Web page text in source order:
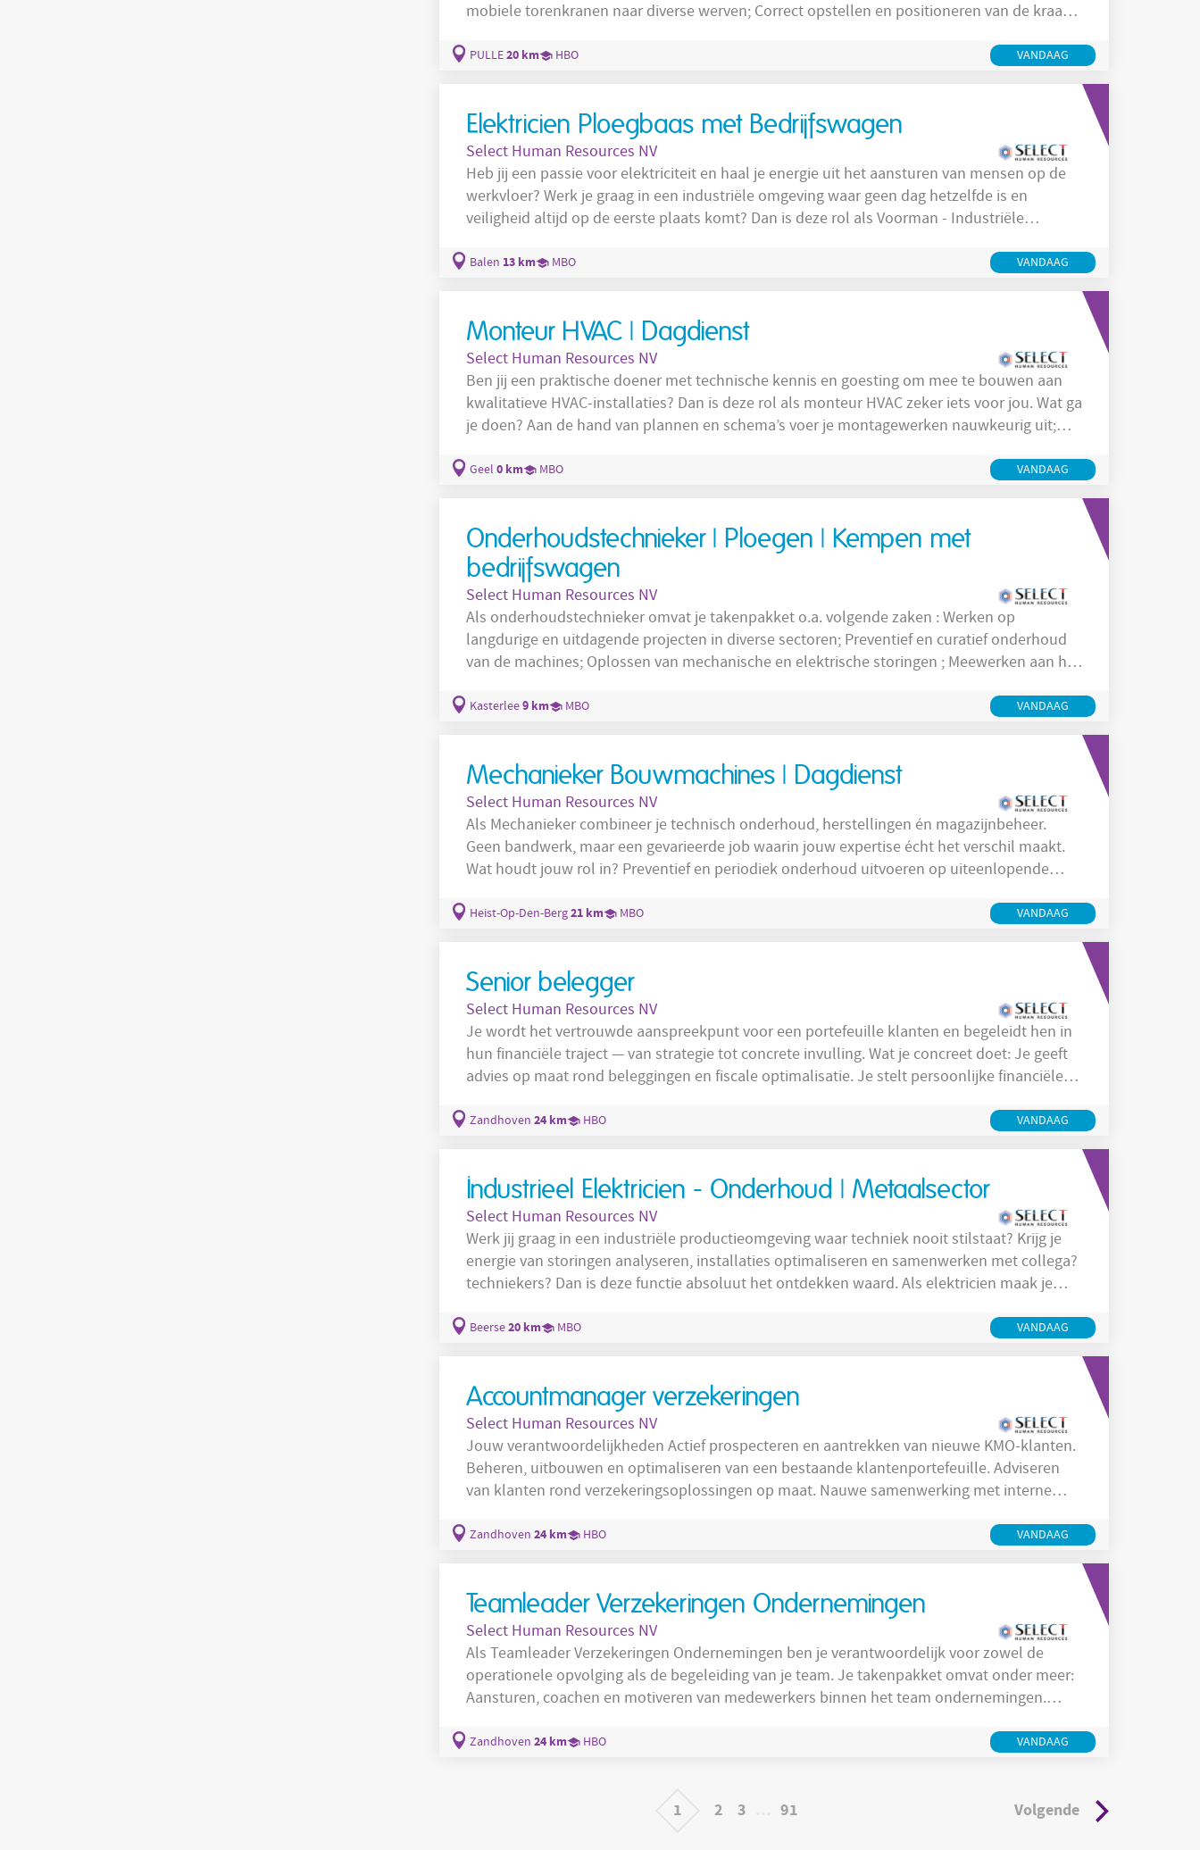
mobiele torenkranen naar diverse werven; Correct opstellen en positioneren van de kraan
Inschatten van situaties en meedenken met de klant op de werf; Dagelijks werken in de
PULLE20 km HBO VANDAAG
Elektricien Ploegbaas met Bedrijfswagen
Select Human Resources NV
Heb jij een passie voor elektriciteit en haal je energie uit het aansturen van mensen op de
werkvloer? Werk je graag in een industriële omgeving waar geen dag hetzelfde is en
veiligheid altijd op de eerste plaats komt? Dan is deze rol als Voorman - Industriële
aansturing van een team collega’s op de werf; Instaan voor een vlotte en kwalitatieve
Balen 13 km MBO VANDAAG
Monteur HVAC | Dagdienst
Select Human Resources NV
Ben jij een praktische doener met technische kennis en goesting om mee te bouwen aan
kwalitatieve HVAC-installaties? Dan is deze rol als monteur HVAC zeker iets voor jou. Wat ga
je doen? Aan de hand van plannen en schema’s voer je montagewerken nauwkeurig uit;
Je assembleert onderdelen en leidingen op de werf tot een kwalitatief geheel; Orde en
Geel 0 km MBO VANDAAG
Onderhoudstechnieker | Ploegen | Kempen met
bedrijfswagen
Select Human Resources NV
Als onderhoudstechnieker omvat je takenpakket o.a. volgende zaken : Werken op
langdurige en uitdagende projecten in diverse sectoren; Preventief en curatief onderhoud
van de machines; Oplossen van mechanische en elektrische storingen ; Meewerken aan het
Kasterlee9 km MBO VANDAAG
Mechanieker Bouwmachines | Dagdienst
Select Human Resources NV
Als Mechanieker combineer je technisch onderhoud, herstellingen én magazijnbeheer.
Geen bandwerk, maar een gevarieerde job waarin jouw expertise écht het verschil maakt.
Wat houdt jouw rol in? Preventief en periodiek onderhoud uitvoeren op uiteenlopende
herstellingen uitvoeren aan hydraulische, pneumatische en mechanische onderdelen
Heist-Op-Den-Berg21 km MBO VANDAAG
Senior belegger
Select Human Resources NV
Je wordt het vertrouwde aanspreekpunt voor een portefeuille klanten en begeleidt hen in
hun financiële traject — van strategie tot concrete invulling. Wat je concreet doet: Je geeft
advies op maat rond beleggingen en fiscale optimalisatie. Je stelt persoonlijke financiële
met je klanten en detecteert nieuwe opportuniteiten. Je speelt proactief in op hun
Zandhoven 24 km HBO VANDAAG
Industrieel Elektricien - Onderhoud | Metaalsector
Select Human Resources NV
Werk jij graag in een industriële productieomgeving waar techniek nooit stilstaat? Krijg je
energie van storingen analyseren, installaties optimaliseren en samenwerken met collega?
techniekers? Dan is deze functie absoluut het ontdekken waard. Als elektricien maak je
elektrisch onderhoud van het machinepark. Wat ga je doen? Preventief onderhoud
Beerse20 km MBO VANDAAG
Accountmanager verzekeringen
Select Human Resources NV
Jouw verantwoordelijkheden Actief prospecteren en aantrekken van nieuwe KMO-klanten.
Beheren, uitbouwen en optimaliseren van een bestaande klantenportefeuille. Adviseren
van klanten rond verzekeringsoplossingen op maat. Nauwe samenwerking met interne
Deelnemen aan netwerkactiviteiten, klantenbezoeken en interne overlegmomenten.
Zandhoven 24 km HBO VANDAAG
Teamleader Verzekeringen Ondernemingen
Select Human Resources NV
Als Teamleader Verzekeringen Ondernemingen ben je verantwoordelijk voor zowel de
operationele opvolging als de begeleiding van je team. Je takenpakket omvat onder meer:
Aansturen, coachen en motiveren van medewerkers binnen het team ondernemingen.
van een efficiënte werkverdeling. Bewaken van de kwaliteit en kwantiteit van de
Zandhoven 24 km HBO VANDAAG
1 2 3 91 Volgende